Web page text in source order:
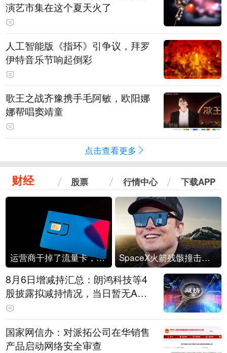
演艺市集在这个夏天火了
人工智能版《指环》引争议，拜罗
伊特音乐节响起倒彩
歌王之战齐豫携手毛阿敏，欧阳娜
娜帮唱窦靖童
点击查看更多
财经 股票 行情中心 下载APP
运营商干掉了流量卡，他们真的玩不起了 SpaceX火箭残骸撞击月球
8月6日增减持汇总：朗鸿科技等4
股披露拟减持情况，当日暂无A股
公司披露拟增持情况（表）
国家网信办：对派拓公司在华销售
产品启动网络安全审查